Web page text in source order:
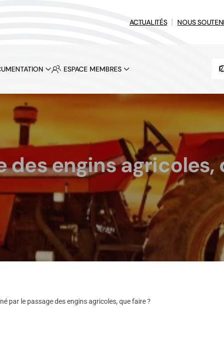
ACTUALITÉS NOUS
ESPACE MEMBRES
des engins agricoles,
par le passage des engins agricoles, que faire ?